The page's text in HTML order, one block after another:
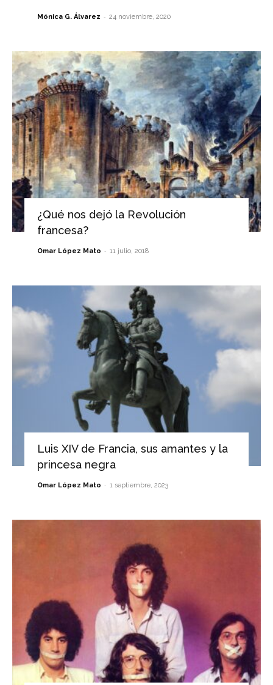
Mónica G. Álvarez - 24 noviembre, 2020
¿Qué nos dejó la Revolución
francesa?
Omar López Mato - 11 julio, 2018
Luis XIV de Francia, sus amantes y la
princesa negra
Omar López Mato - 1 septiembre, 2023